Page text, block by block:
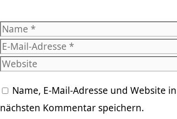
Name
Name, E-Mail-Adresse und Website
nächsten Kommentar speichern.